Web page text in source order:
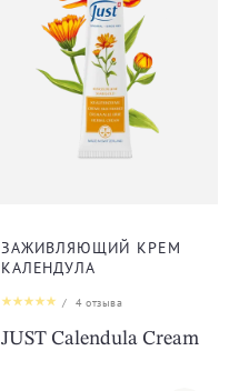
ЗАЖИВЛЯЮЩИЙ КРЕМ
КАЛЕНДУЛА
/ 4отзыва
JUST Calendula Cream